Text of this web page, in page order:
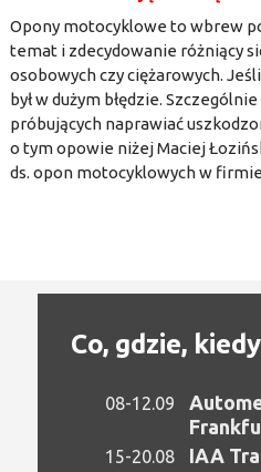
Opony motocyklowe to wbrew
temat i zdecydowanie różniący
osobowych czy ciężarowych.
był w dużym błędzie.
próbujących naprawiać
o tym opowie niżej Maciej
ds. opon motocyklowych w
Co, gdzie,
08-12.09
15-20.08 IAA